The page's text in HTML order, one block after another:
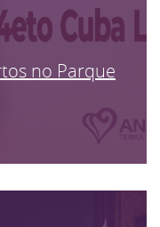
no Parque